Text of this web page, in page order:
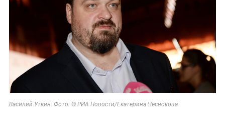
Василий Уткин. Фото: © РИА Новости/Екатерина Чеснокова